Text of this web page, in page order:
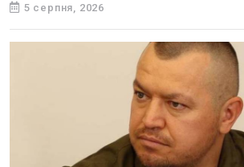
5 серпня, 2026